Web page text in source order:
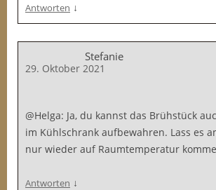
Antworten ↓
Stefanie
29. Oktober 2021
@Helga: Ja, du kannst das Brühstück
im Kühlschrank aufbewahren. Lass es
nur wieder auf Raumtemperatur
Antworten ↓